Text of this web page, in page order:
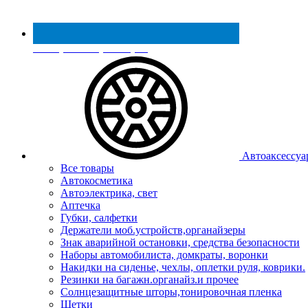
Реестр МинПромТорга
Все товары
Автокосметика
Автоэлектрика, свет
Аптечка
Губки, салфетки
Держатели моб.устройств,органайзеры
Знак аварийной остановки, средства безопасности
Наборы автомобилиста, домкраты, воронки
Накидки на сиденье, чехлы, оплетки руля, коврики.
Резинки на багажн.органайз.и прочее
Солнцезащитные шторы,тонировочная пленка
Щетки